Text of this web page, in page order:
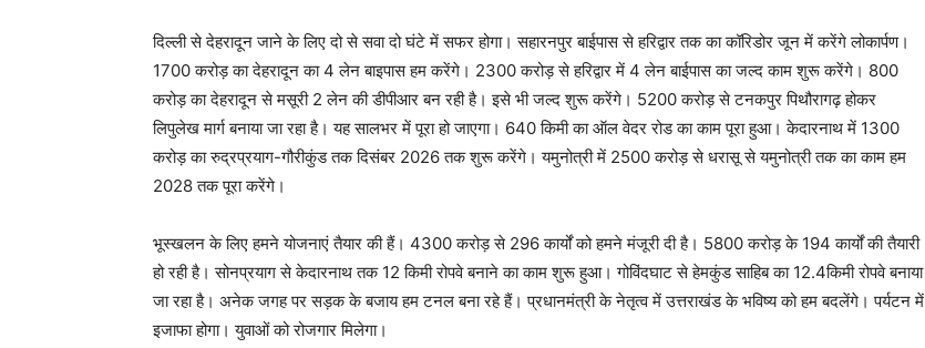
दिल्ली से देहरादून जाने के लिए दो से सवा दो घंटे में सफर होगा। सहारनपुर बाईपास से हरिद्वार तक का कॉरिडोर जून में करेंगे लोकार्पण।
1700 करोड़ का देहरादून का 4 लेन बाइपास हम करेंगे। 2300 करोड़ से हरिद्वार में 4 लेन बाईपास का जल्द काम शुरू करेंगे। 800
करोड़ का देहरादून से मसूरी 2 लेन की डीपीआर बन रही है। इसे भी जल्द शुरू करेंगे। 5200 करोड़ से टनकपुर पिथौरागढ़ होकर
लिपुलेख मार्ग बनाया जा रहा है। यह सालभर में पूरा हो जाएगा। 640 किमी का ऑल वेदर रोड का काम पूरा हुआ। केदारनाथ में 1300
करोड़ का रुद्रप्रयाग-गौरीकुंड तक दिसंबर 2026 तक शुरू करेंगे। यमुनोत्री में 2500 करोड़ से धरासू से यमुनोत्री तक का काम हम
2028 तक पूरा करेंगे।
भूस्खलन के लिए हमने योजनाएं तैयार की हैं। 4300 करोड़ से 296 कार्यों को हमने मंजूरी दी है। 5800 करोड़ के 194 कार्यों की तैयारी
हो रही है। सोनप्रयाग से केदारनाथ तक 12 किमी रोपवे बनाने का काम शुरू हुआ। गोविंदघाट से हेमकुंड साहिब का 12.4किमी रोपवे बनाया
जा रहा है। अनेक जगह पर सड़क के बजाय हम टनल बना रहे हैं। प्रधानमंत्री के नेतृत्व में उत्तराखंड के भविष्य को हम बदलेंगे। पर्यटन में
इजाफा होगा। युवाओं को रोजगार मिलेगा।